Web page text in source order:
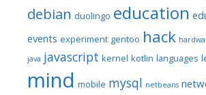
debian duolingo education
events experiment gentoo hack
java javascript kernel kotlin languages
mind mobile mysql netbeans